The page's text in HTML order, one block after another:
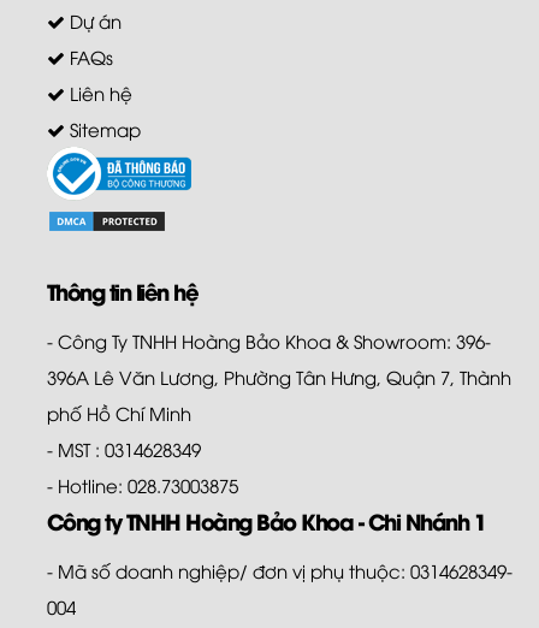
Dự án
FAQs
Liên hệ
Sitemap
Thông tin liên hệ
- Công Ty TNHH Hoàng Bảo Khoa & Showroom: 396-
396A Lê Văn Lương, Phường Tân Hưng, Quận 7, Thành
phố Hồ Chí Minh
- MST : 0314628349
- Hotline: 028.73003875
Công ty TNHH Hoàng Bảo Khoa - Chi Nhánh 1
- Mã số doanh nghiệp/ đơn vị phụ thuộc: 0314628349-
004